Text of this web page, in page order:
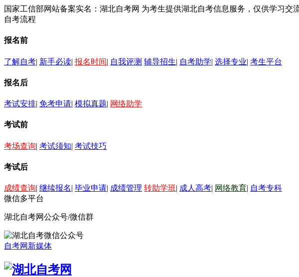
国家工信部网站备案实名：湖北自考网 为考生提供湖北自考信息服务，仅供学习交
自考流程
报名前
了解自考| 新手必读| 报名时间| 自我评测 辅导招生| 自考助学| 选择专业| 考生平台
报名后
考试安排| 免考申请| 模拟真题| 网络助学
考试前
考场查询| 考试须知| 考试技巧
考试后
成绩查询| 继续报名| 毕业申请| 成绩管理 转助学班| 成人高考| 网络教育| 自考专科
微信多平台
湖北自考网公众号/微信群
自考网新媒体